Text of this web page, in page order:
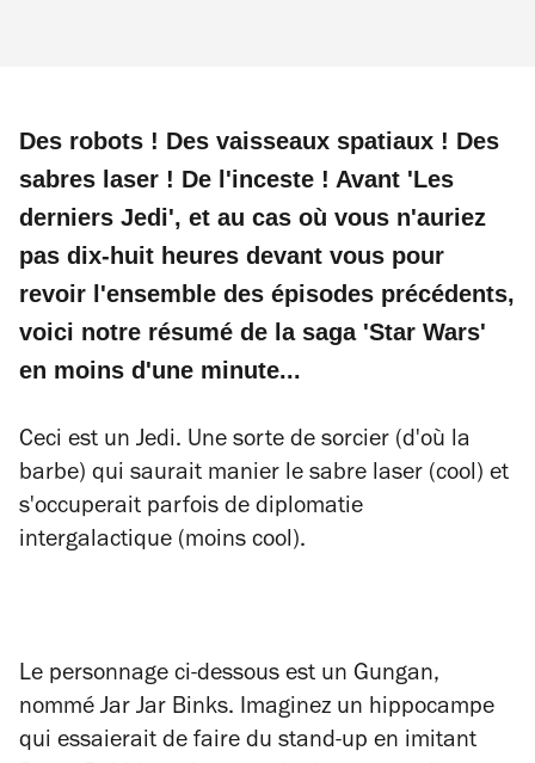
Des robots ! Des vaisseaux spatiaux ! Des
sabres laser ! De l'inceste ! Avant 'Les
derniers Jedi', et au cas où vous n'auriez
pas dix-huit heures devant vous pour
revoir l'ensemble des épisodes précédents,
voici notre résumé de la saga 'Star Wars'
en moins d'une minute...
Ceci est un Jedi. Une sorte de sorcier (d'où la
barbe) qui saurait manier le sabre laser (cool) et
s'occuperait parfois de diplomatie
intergalactique (moins cool).
Le personnage ci-dessous est un Gungan,
nommé Jar Jar Binks. Imaginez un hippocampe
qui essaierait de faire du stand-up en imitant